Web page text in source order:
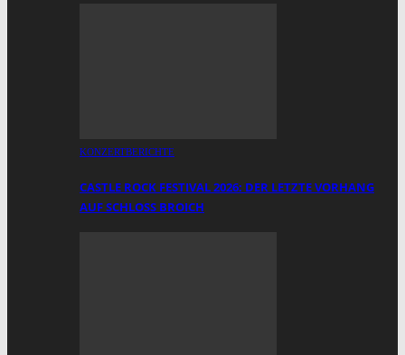
KONZERTBERICHTE
CASTLE ROCK FESTIVAL 2026: DER LETZTE VORHANG
AUF SCHLOSS BROICH